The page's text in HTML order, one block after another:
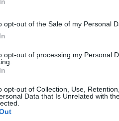
opt-out of the Sale of my Personal
opt-out of processing my Personal
opt-out of Collection, Use,
Data that Is Unrelated with
Ο σύζυγος μου πήγε
και έφυγε προτού να
ακόμα η Βούλα
τηλεόρασης.